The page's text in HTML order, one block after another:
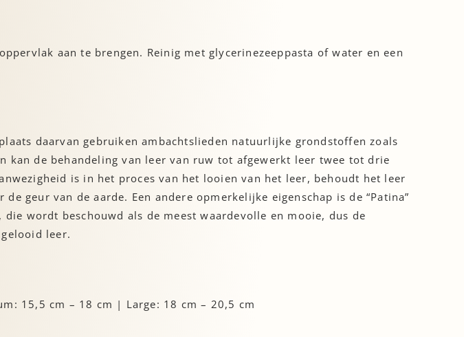
aan te brengen. Reinig met glycerinezeeppasta of water en een
daarvan gebruiken ambachtslieden natuurlijke grondstoffen zoals
de behandeling van leer van ruw tot afgewerkt leer twee tot drie
is in het proces van het looien van het leer, behoudt het leer
geur van de aarde. Een andere opmerkelijke eigenschap is de “Patina”
wordt beschouwd als de meest waardevolle en mooie, dus de
leer.
15,5 cm – 18 cm | Large: 18 cm – 20,5 cm